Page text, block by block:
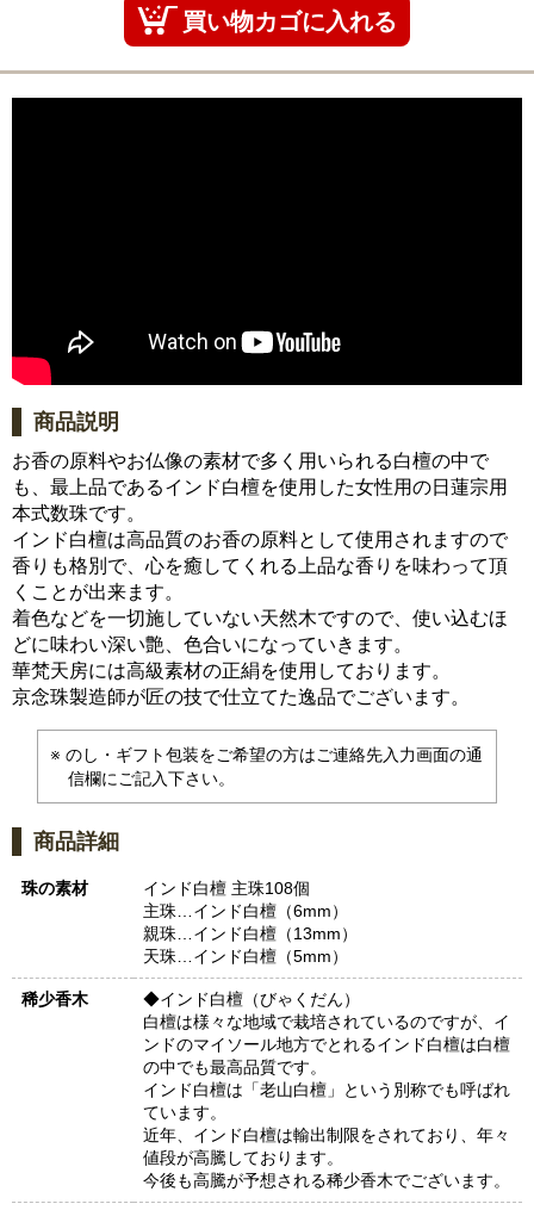
商品説明
お香の原料やお仏像の素材で多く用いられる白檀の中で
も、最上品であるインド白檀を使用した女性用の日蓮宗用
本式数珠です。
インド白檀は高品質のお香の原料として使用されますので
香りも格別で、心を癒してくれる上品な香りを味わって頂
くことが出来ます。
着色などを一切施していない天然木ですので、使い込むほ
どに味わい深い艶、色合いになっていきます。
華梵天房には高級素材の正絹を使用しております。
京念珠製造師が匠の技で仕立てた逸品でございます。
のし・ギフト包装をご希望の方はご連絡先入力画面の通
信欄にご記入下さい。
商品詳細
珠の素材
インド白檀 主珠108個
主珠…インド白檀（6mm）
親珠…インド白檀（13mm）
天珠…インド白檀（5mm）
稀少香木
◆インド白檀（びゃくだん）
白檀は様々な地域で栽培されているのですが、イ
ンドのマイソール地方でとれるインド白檀は白檀
の中でも最高品質です。
インド白檀は「老山白檀」という別称でも呼ばれ
ています。
近年、インド白檀は輸出制限をされており、年々
値段が高騰しております。
今後も高騰が予想される稀少香木でございます。